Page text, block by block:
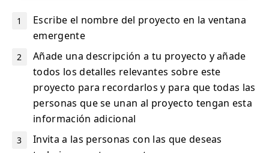
Escribe el nombre del proyecto en la ventana
emergente
Añade una descripción a tu proyecto y añade
todos los detalles relevantes sobre este
proyecto para recordarlos y para que todas las
personas que se unan al proyecto tengan esta
información adicional
Invita a las personas con las que deseas